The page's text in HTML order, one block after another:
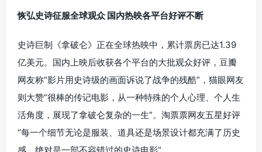
恢弘史诗征服全球观众 国内热映各平台好评不断
史诗巨制《拿破仑》正在全球热映中，累计票房已达1.39
亿美元。国内上映后收获各个平台的大批观众好评，豆瓣
网友称“影片用史诗级的画面诉说了战争的残酷”，猫眼网友
则大赞“很棒的传记电影，从一种特殊的个人心理、个人生
活角度，展现了拿破仑复杂的一生”。淘票票网友五星好评
“每一个细节无论是服装、道具还是场景设计都充满了历史